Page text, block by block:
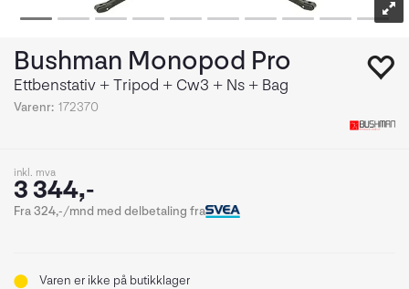
Bushman Monopod Pro
Ettbenstativ + Tripod + Cw3 + Ns + Bag
Varenr: 172370
inkl. mva
3 344,-
Fra 324,-/mnd med delbetaling fra
Varen er ikke på butikklager